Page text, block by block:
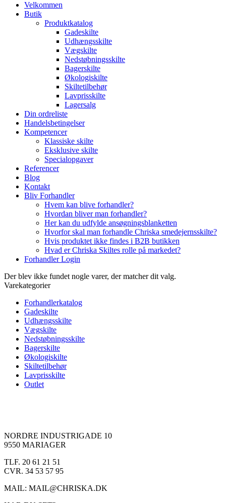
Velkommen
Butik
Produktkatalog
Gadeskilte
Udhængsskilte
Vægskilte
Nedstøbningsskilte
Bagerskilte
Økologiskilte
Skiltetilbehør
Lavprisskilte
Lagersalg
Din ordreliste
Handelsbetingelser
Kompetencer
Klassiske skilte
Eksklusive skilte
Specialopgaver
Referencer
Blog
Kontakt
Bliv Forhandler
Hvem kan blive forhandler?
Hvordan bliver man forhandler?
Her kan du udfylde ansøgningsblanketten
Hvorfor skal man forhandle Chriska smedejernsskilte?
Hvis produktet ikke findes i B2B butikken
Hvad er Chriska Skiltes rolle på markedet?
Forhandler Login
Der blev ikke fundet nogle varer, der matcher dit valg.
Varekategorier
Forhandlerkatalog
Gadeskilte
Udhængsskilte
Vægskilte
Nedstøbningsskilte
Bagerskilte
Økologiskilte
Skiltetilbehør
Lavprisskilte
Outlet
NORDRE INDUSTRIGADE 10
9550 MARIAGER
TLF. 20 61 21 51
CVR. 34 53 57 95
MAIL: MAIL@CHRISKA.DK